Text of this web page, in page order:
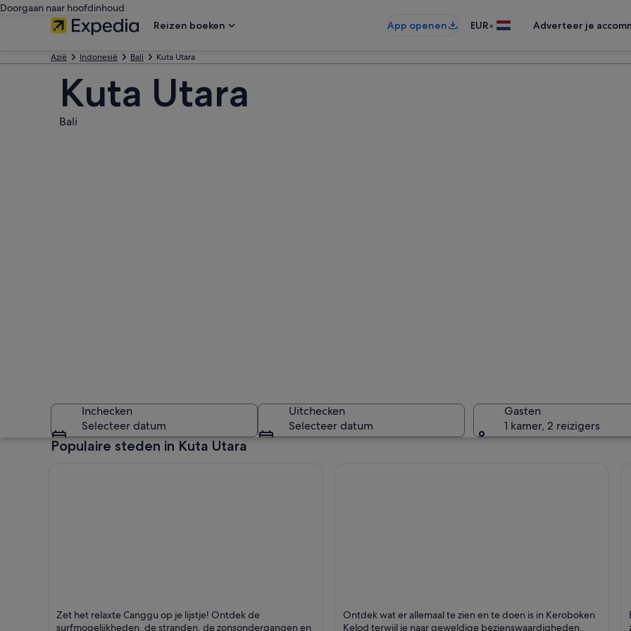
Doorgaan naar hoofdinhoud
Reizen boeken
App openen EUR• Adverteer je
Azië Indonesië Bali Kuta Utara
Kuta Utara
Bali
Inchecken
Selecteer datum
Uitchecken
Selecteer datum
Gasten
1 kamer, 2 reizigers
Populaire steden in Kuta Utara
Canggu
Staat bekend om Stranden, Surfen en Rustgevend
Zet het relaxte Canggu op je lijstje! Ontdek de
surfmogelijkheden, de stranden, de zonsondergangen en
Keroboken Kelod
Ontdek wat er allemaal te zien en te doen is in Keroboken
Kelod terwijl je naar geweldige bezienswaardigheden,